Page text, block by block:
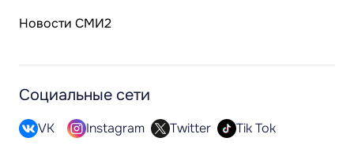
Новости СМИ2
Социальные сети
VK Instagram Twitter
Tik Tok